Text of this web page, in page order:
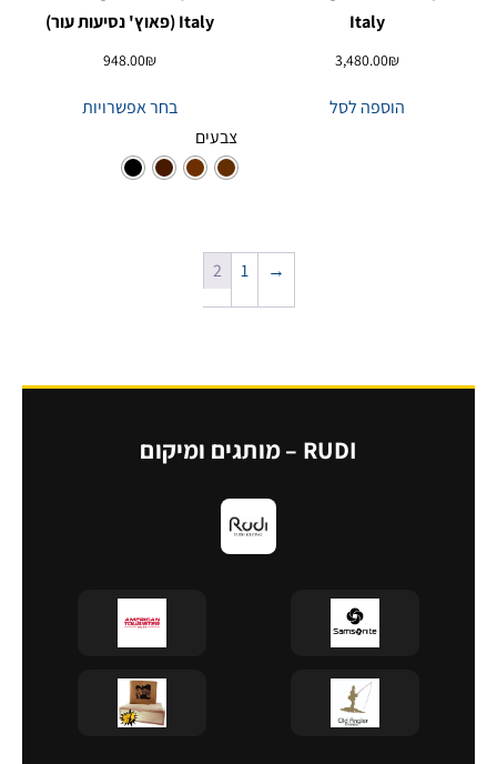
Italy
3,480.00₪
הוספה לסל
Italy (פאוץ' נסיעות עור)
948.00₪
בחר אפשרויות
צבעים
→
1
2
RUDI – מותגים ומיקום